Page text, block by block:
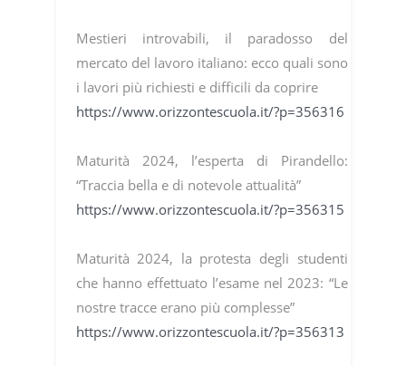
Mestieri introvabili, il paradosso del
mercato del lavoro italiano: ecco quali sono
i lavori più richiesti e difficili da coprire
https://www.orizzontescuola.it/?p=356316
Maturità 2024, l’esperta di Pirandello:
“Traccia bella e di notevole attualità”
https://www.orizzontescuola.it/?p=356315
Maturità 2024, la protesta degli studenti
che hanno effettuato l’esame nel 2023: “Le
nostre tracce erano più complesse”
https://www.orizzontescuola.it/?p=356313